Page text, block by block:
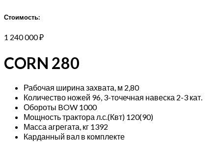
Стоимость:
1 240 000₽
CORN 280
Рабочая ширина захвата, м 2,80
Количество ножей 96, 3-точечная навеска 2-3 кат.
Обороты BOW 1000
Мощность трактора л.с.(Квт) 120(90)
Масса агрегата, кг 1392
Карданный вал в комплекте